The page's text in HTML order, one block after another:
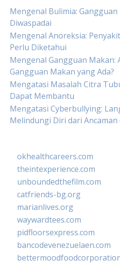
Mengenal Bulimia:
Diwaspadai
Mengenal Anoreksia:
Perlu Diketahui
Mengenal Gangguan Makan:
Gangguan Makan yang Ada?
Mengatasi Masalah Citra
Dapat Membantu
Mengatasi Cyberbullying:
Melindungi Diri dari Ancaman
okhealthcareers.com
theintexperience.com
unboundedthefilm.com
catfriends-bg.org
marianlives.org
waywardtees.com
pidfloorsexpress.com
bancodevenezuelaen.com